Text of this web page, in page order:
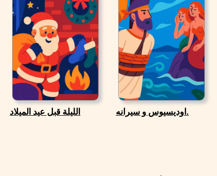
الليلة قبل عيد الميلاد اوديسيوس و سيرانه.